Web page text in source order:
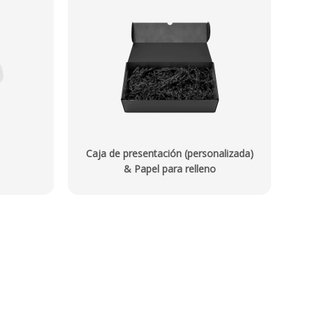
Caja de presentación (personalizada)
& Papel para relleno